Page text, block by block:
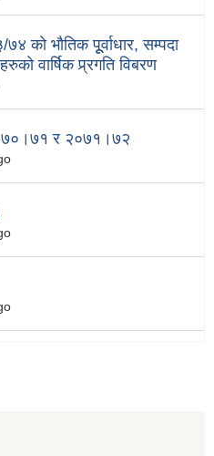
को भौतिक पूूर्वाधार, सम्पदा
वार्षिक प्र्रगति विबरण
र २०७१।७२